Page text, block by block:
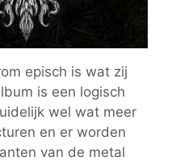
episch is wat zij
is een logisch
wel wat meer
en er worden
van de metal